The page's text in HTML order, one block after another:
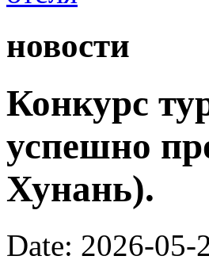
новости
Конкурс
успешно
Хунань).
Date: 2026-05-